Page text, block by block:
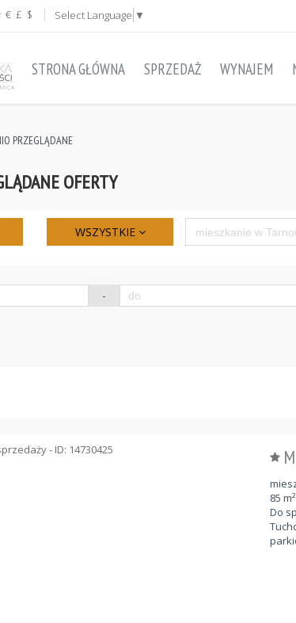
€ £ $ Select Language ▼
STRONA GŁÓWNA SPRZEDAŻ WYNAJEM
PRZEGLĄDANE
OFERTY
WSZYSTKIE
-
85 m²
Do